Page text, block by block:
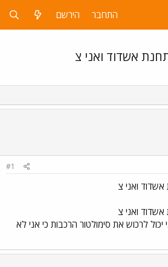
התחבר הירשם
אשדוד ואני צ
#1
ואני צ
ואני צ
לרכוש את סימולטור הרכבות כי אני לא